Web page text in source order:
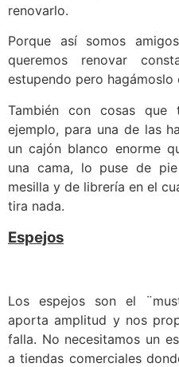
renovarlo.
Porque así somos
queremos renovar
estupendo pero hagámoslo
También con cosas
ejemplo, para una de las
un cajón blanco enorme
una cama, lo puse de
mesilla y de librería en el
tira nada.
Espejos
Los espejos son el
aporta amplitud y nos
falla. No necesitamos un
a tiendas comerciales